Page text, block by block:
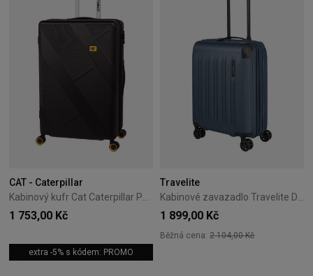
CAT - Caterpillar
Kabinový kufr Cat Caterpillar Peoria 54 cm Black/Yellow
1 753,00 Kč
extra -5% s kódem: PROMO
Travelite
Kabinové zavazadlo Travelite Dynamiic 55 cm Modrý
1 899,00 Kč
Běžná cena: 2 104,00 Kč